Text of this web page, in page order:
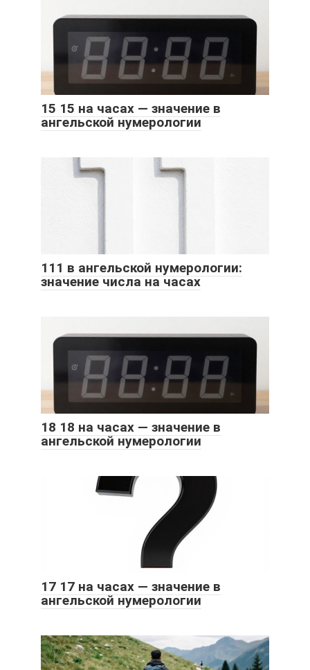
15 15 на часах — значение в
ангельской нумерологии
111 в ангельской нумерологии:
значение числа на часах
18 18 на часах — значение в
ангельской нумерологии
17 17 на часах — значение в
ангельской нумерологии